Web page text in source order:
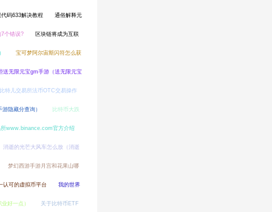
码633解决教程 通俗解释元
7个错误? 区块链将成为互联
宝可梦阿尔宙斯闪符怎么获
送无限元宝gm手游（送无限元宝
比特儿交易所法币OTC交易操作
隐藏分查询） 比特币大跌
www.binance.com官方介绍
消逝的光芒大风车怎么放（消逝
梦幻西游手游月宫和花果山哪
认可的虚拟币平台 我的世界
好一点） 关于比特币ETF